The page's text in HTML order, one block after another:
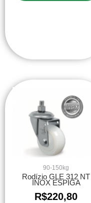
90-150kg
Rodízio GLE 312 NT
INOX ESPIGA
R$220,80